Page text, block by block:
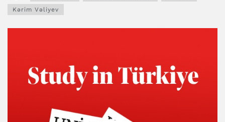
Kərim Vəliyev